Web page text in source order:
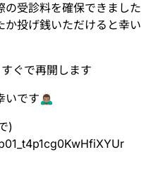
受診料を確保できました
か投げ銭いただけると幸い
ぐで再開します
です🙇🏽‍♂️
)
wHfiXYUr